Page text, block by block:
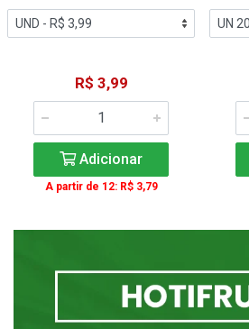
R$ 3,99
Adicionar
A partir de 12: R$ 3,79